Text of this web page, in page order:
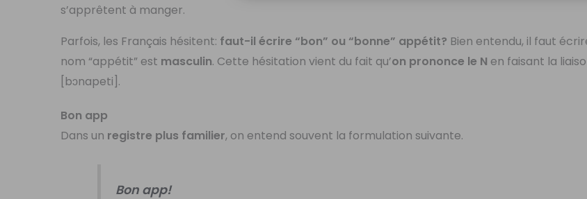
s’apprêtent à manger.
Parfois, les Français hésitent: faut-il écrire “bon” ou “bonne” appétit? Bien entendu, il faut
nom “appétit” est masculin. Cette hésitation vient du fait qu’on prononce le N en faisant la
[bɔnapeti].
Bon app
Dans un registre plus familier, on entend souvent la formulation suivante.
Bon app!